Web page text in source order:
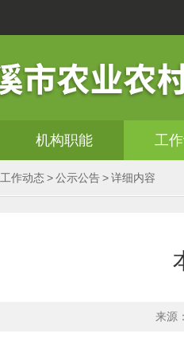
机构职能 工
工作动态>公示公告>详细内容
来源